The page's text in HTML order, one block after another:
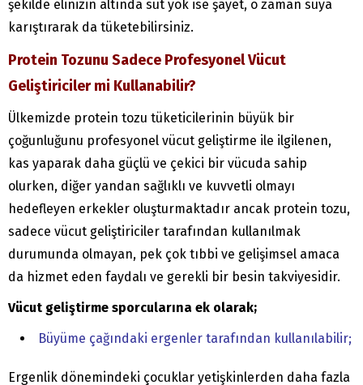
şekilde elinizin altında süt yok ise şayet, o zaman suya
karıştırarak da tüketebilirsiniz.
Protein Tozunu Sadece Profesyonel Vücut
Geliştiriciler mi Kullanabilir?
Ülkemizde protein tozu tüketicilerinin büyük bir
çoğunluğunu profesyonel vücut geliştirme ile ilgilenen,
kas yaparak daha güçlü ve çekici bir vücuda sahip
olurken, diğer yandan sağlıklı ve kuvvetli olmayı
hedefleyen erkekler oluşturmaktadır ancak protein tozu,
sadece vücut geliştiriciler tarafından kullanılmak
durumunda olmayan, pek çok tıbbi ve gelişimsel amaca
da hizmet eden faydalı ve gerekli bir besin takviyesidir.
Vücut geliştirme sporcularına ek olarak;
Büyüme çağındaki ergenler tarafından kullanılabilir;
Ergenlik dönemindeki çocuklar yetişkinlerden daha fazla